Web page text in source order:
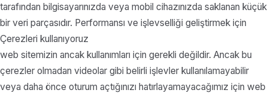
tarafından bilgisayarınızda veya mobil cihazınızda saklanan küçük
bir veri parçasıdır. Performansı ve işlevselliği geliştirmek için
Çerezleri kullanıyoruz
web sitemizin ancak kullanımları için gerekli değildir. Ancak bu
çerezler olmadan videolar gibi belirli işlevler kullanılamayabilir
veya daha önce oturum açtığınızı hatırlayamayacağımız için web